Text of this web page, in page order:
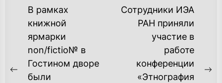
НАВИГАЦИЯ
ЗАПИСЯМ
Previous
В рамках
книжной
ярмарки
non/fictio№ в
Гостином дворе
были
Сотрудники ИЭА
РАН приняли
участие в
работе
конференции
«Этнография